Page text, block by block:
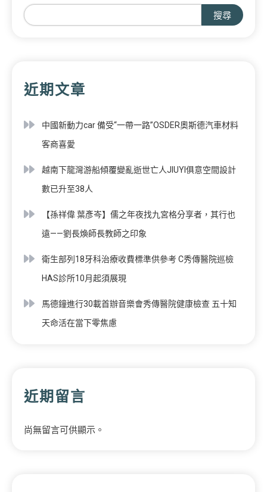
搜尋
近期文章
中國新動力car 備受“一帶一路”OSDER奧斯德汽車材料
客商喜愛
越南下龍灣游船傾覆變亂逝世亡人JIUYI俱意空間設計
數已升至38人
【孫祥偉 葉彥岑】儒之年夜找九宮格分享者，其行也
遠——劉長煥師長教師之印象
衛生部列18牙科治療收費標準供參考 C秀傳醫院巡檢
HAS診所10月起須展現
馬德鐘進行30載首辦音樂會秀傳醫院健康檢查 五十知
天命活在當下零焦慮
近期留言
尚無留言可供顯示。